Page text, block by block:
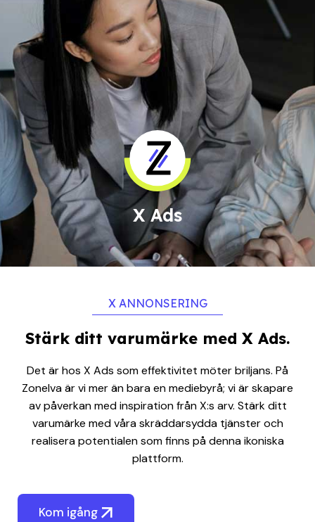
X Ads
X ANNONSERING
Stärk ditt varumärke med X Ads.
Det är hos X Ads som effektivitet möter briljans. På
Zonelva är vi mer än bara en mediebyrå; vi är skapare
av påverkan med inspiration från X:s arv. Stärk ditt
varumärke med våra skräddarsydda tjänster och
realisera potentialen som finns på denna ikoniska
plattform.
Kom igång